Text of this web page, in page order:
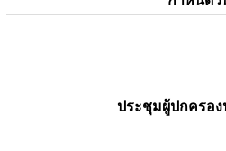
ประชุมผู้ปกครอง